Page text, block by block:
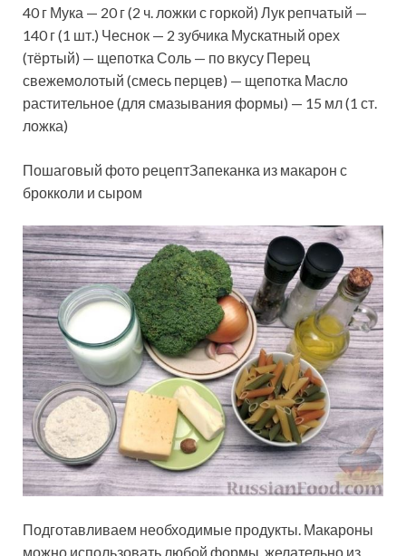
40 г Мука — 20 г (2 ч. ложки с горкой) Лук репчатый —
140 г (1 шт.) Чеснок — 2 зубчика Мускатный орех
(тёртый) — щепотка Соль — по вкусу Перец
свежемолотый (смесь перцев) — щепотка Масло
растительное (для смазывания формы) — 15 мл (1 ст.
ложка)
Пошаговый фото рецептЗапеканка из макарон с
брокколи и сыром
Подготавливаем необходимые продукты. Макароны
можно использовать любой формы, желательно из